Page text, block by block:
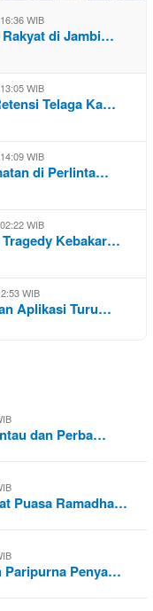
WIB
Rakyat di Jambi…
WIB
Telaga Ka…
WIB
di Perlinta…
WIB
Kebakar…
WIB
Aplikasi Turu…
dan Perba…
Puasa Ramadha…
Paripurna Penya…